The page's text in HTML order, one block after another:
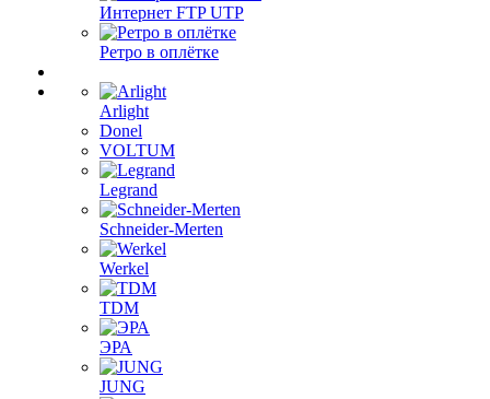
Интернет FTP UTP
Ретро в оплётке
Arlight
Donel
VOLTUM
Legrand
Schneider-Merten
Werkel
TDM
ЭРА
JUNG